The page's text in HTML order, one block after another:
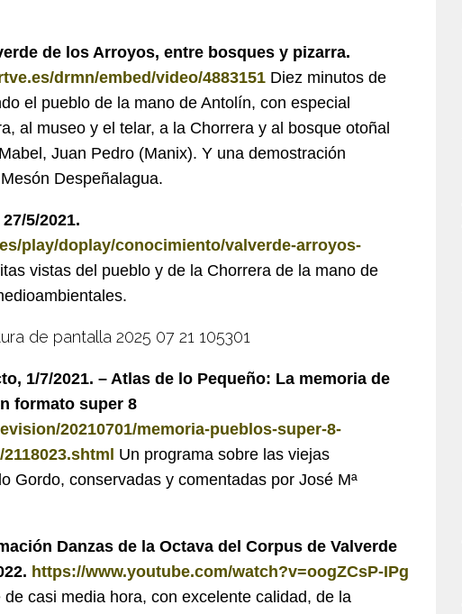
de los Arroyos, entre bosques y pizarra.
drmn/embed/video/4883151 Diez minutos de
el pueblo de la mano de Antolín, con especial
al museo y el telar, a la Chorrera y al bosque otoñal
Juan Pedro (Manix). Y una demostración
Despeñalagua.
5/2021.
play/doplay/conocimiento/valverde-arroyos-
vistas del pueblo y de la Chorrera de la mano de
1/7/2021. – Atlas de lo Pequeño: La memoria de
formato super 8
20210701/memoria-pueblos-super-8-
Un programa sobre las viejas
Gordo, conservadas y comentadas por José Mª
Danzas de la Octava del Corpus de Valverde
https://www.youtube.com/watch?v=oogZCsP-IPg
casi media hora, con excelente calidad, de la